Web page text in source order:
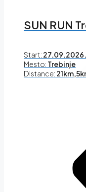
SUN RUN
Start: 27.09.2026.
Mesto: Trebinje
Distance: